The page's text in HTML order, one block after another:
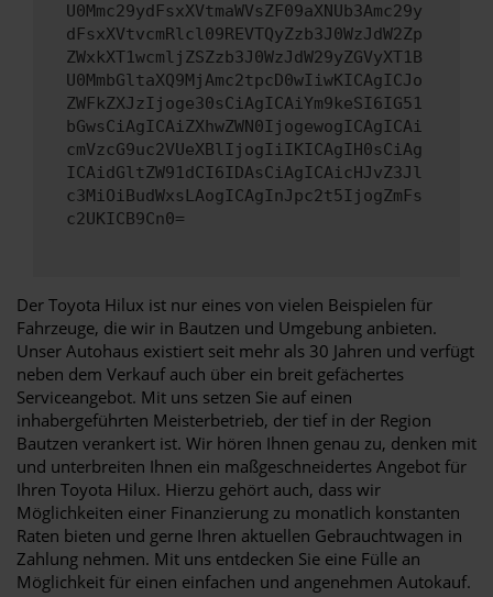
U0Mmc29ydFsxXVtmaWVsZF09aXNUb3Amc29y
dFsxXVtvcmRlcl09REVTQyZzb3J0WzJdW2Zp
ZWxkXT1wcmljZSZzb3J0WzJdW29yZGVyXT1B
U0MmbGltaXQ9MjAmc2tpcD0wIiwKICAgICJo
ZWFkZXJzIjoge30sCiAgICAiYm9keSI6IG51
bGwsCiAgICAiZXhwZWN0IjogewogICAgICAi
cmVzcG9uc2VUeXBlIjogIiIKICAgIH0sCiAg
ICAidGltZW91dCI6IDAsCiAgICAicHJvZ3Jl
c3MiOiBudWxsLAogICAgInJpc2t5IjogZmFs
c2UKICB9Cn0=
Der Toyota Hilux ist nur eines von vielen Beispielen für
Fahrzeuge, die wir in Bautzen und Umgebung anbieten.
Unser Autohaus existiert seit mehr als 30 Jahren und verfügt
neben dem Verkauf auch über ein breit gefächertes
Serviceangebot. Mit uns setzen Sie auf einen
inhabergeführten Meisterbetrieb, der tief in der Region
Bautzen verankert ist. Wir hören Ihnen genau zu, denken mit
und unterbreiten Ihnen ein maßgeschneidertes Angebot für
Ihren Toyota Hilux. Hierzu gehört auch, dass wir
Möglichkeiten einer Finanzierung zu monatlich konstanten
Raten bieten und gerne Ihren aktuellen Gebrauchtwagen in
Zahlung nehmen. Mit uns entdecken Sie eine Fülle an
Möglichkeit für einen einfachen und angenehmen Autokauf.